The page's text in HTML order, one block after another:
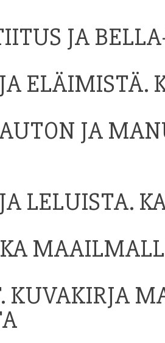
JA
ELÄIMISTÄ.
JA
LELUISTA.
KUVAKIRJA